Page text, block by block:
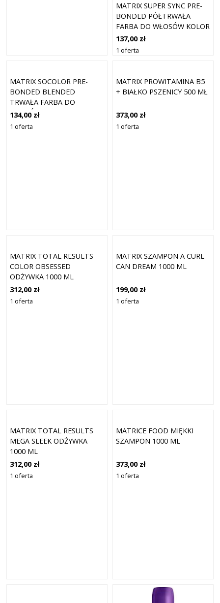
MATRIX SUPER SYNC PRE-
BONDED PÓŁTRWAŁA
FARBA DO WŁOSÓW KOLOR
8P PERŁOWY JASNY
BLONDE 90 ML
137,00 zł
1 oferta
MATRIX SOCOLOR PRE-
BONDED BLENDED
TRWAŁA FARBA DO
WŁOSÓW 6BC
DUNKELBLOND BRAUN
134,00 zł
1 oferta
MATRIX PROWITAMINA B5
+ BIAŁKO PSZENICY 500 MŁ
373,00 zł
1 oferta
MATRIX TOTAL RESULTS
COLOR OBSESSED
ODŻYWKA 1000 ML
312,00 zł
1 oferta
MATRIX SZAMPON A CURL
CAN DREAM 1000 ML
199,00 zł
1 oferta
MATRIX TOTAL RESULTS
MEGA SLEEK ODŻYWKA
1000 ML
312,00 zł
1 oferta
MATRICE FOOD MIĘKKI
SZAMPON 1000 ML
373,00 zł
1 oferta